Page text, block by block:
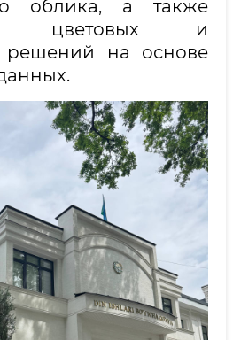
облика, а также
цветовых и
решений на основе